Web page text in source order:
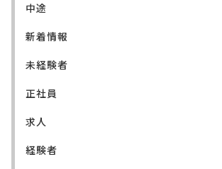
中途
新着情報
未経験者
正社員
求人
経験者